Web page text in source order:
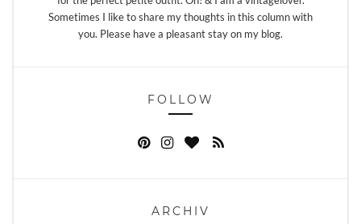
Sometimes I like to share my thoughts in this column with
you. Please have a pleasant stay on my blog.
FOLLOW
ARCHIV